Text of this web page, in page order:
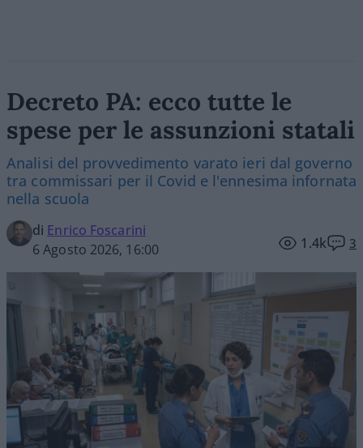
Decreto PA: ecco tutte le
spese per le assunzioni statali
Analisi del provvedimento varato ieri dal governo
tra commissari per il Covid e l'ennesima infornata
nella scuola
di Enrico Foscarini
6 Agosto 2026, 16:00
1.4k 3